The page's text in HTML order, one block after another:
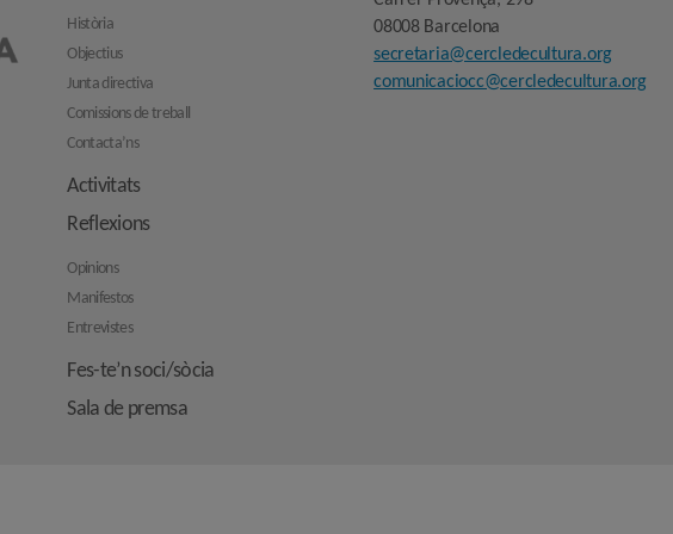
Història
Objectius
Junta directiva
Comissions de treball
Contacta’ns
Activitats
Reflexions
Opinions
Manifestos
Entrevistes
Fes-te’n soci/sòcia
Sala de premsa
08008 Barcelona
secretaria@cercledecultura.org
comunicaciocc@cercledecultura.org